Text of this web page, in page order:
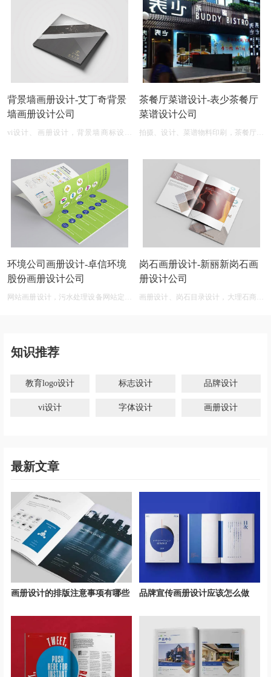
背景墙画册设计-艾丁奇背景
墙画册设计公司
vi设计、画册设计，背景墙商标设计
茶餐厅菜谱设计-表少茶餐厅
菜谱设计公司
拍摄、设计、菜谱物料印刷，茶餐厅菜
环境公司画册设计-卓信环境
股份画册设计公司
网站画册设计，污水处理设备网站定制
岗石画册设计-新丽新岗石画
册设计公司
画册设计、岗石目录设计，大理石商标
知识推荐
教育logo设计 标志设计 品牌设计
vi设计 字体设计 画册设计
最新文章
画册设计的排版注意事项有哪些 品牌宣传画册设计应该怎么做